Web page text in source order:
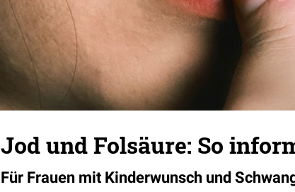
Jod und Folsäure: So
Für Frauen mit Kinderwunsch und